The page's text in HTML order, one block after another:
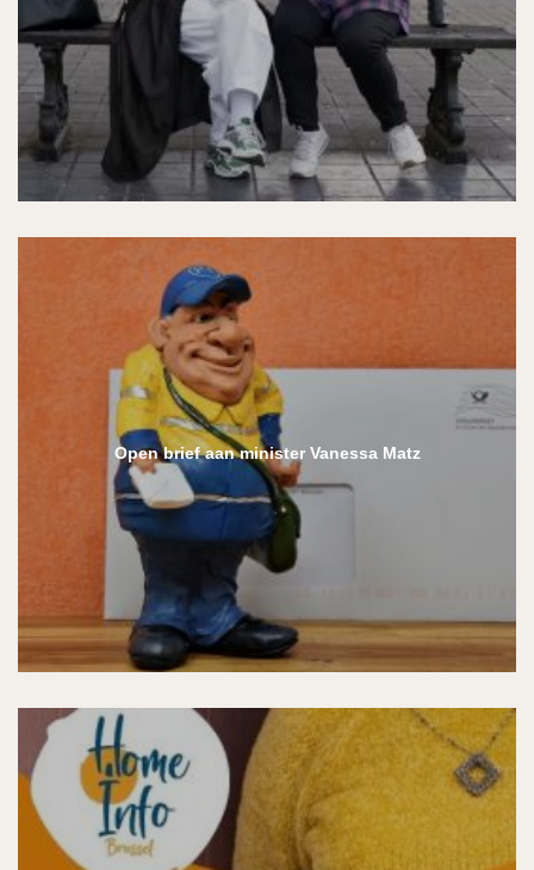
Open brief aan minister Vanessa Matz